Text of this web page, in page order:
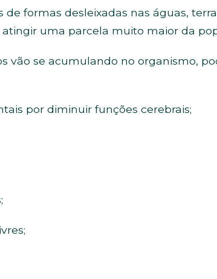
formas desleixadas nas águas,
uma parcela muito maior da
vão se acumulando no organismo,
por diminuir funções cerebrais;